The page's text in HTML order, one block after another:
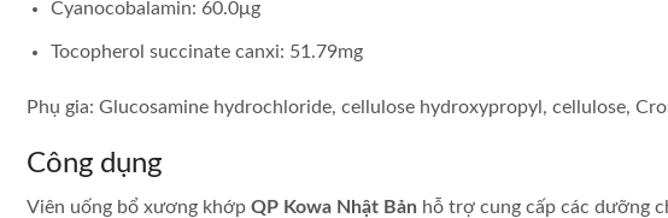
Cyanocobalamin: 60.0μg
Tocopherol succinate canxi: 51.79mg
Phụ gia: Glucosamine hydrochloride, cellulose hydroxypropyl, cellulose,
Công dụng
Viên uống bổ xương khớp QP Kowa Nhật Bản hỗ trợ cung cấp các dưỡng